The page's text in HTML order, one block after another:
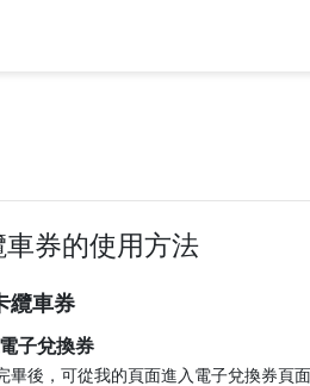
車券的使用方法
纜車券
子兌換券
畢後，可從我的頁面進入電子兌換券頁